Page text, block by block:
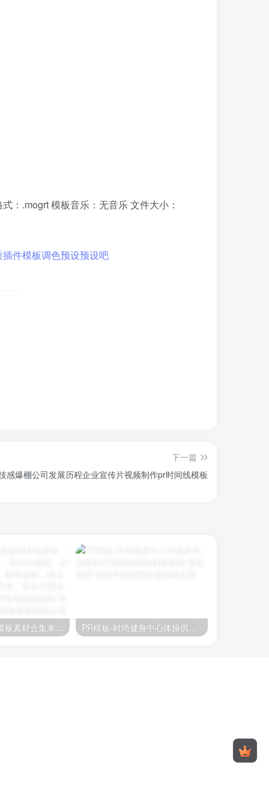
：.mogrt 模板音乐：无音乐 文件大小：
下一篇
感爆棚公司发展历程企业宣传片视频制作pr时间线模板
2024龙年新年模板素材合集来了！200多G素材，包含ae模板，pr模板，海报模板，透明边框，舞台背景视频，音效等等。再也不用到处找素材了！独家整理 PR模板-时尚健身中心体操俱乐部教练培训课程模板